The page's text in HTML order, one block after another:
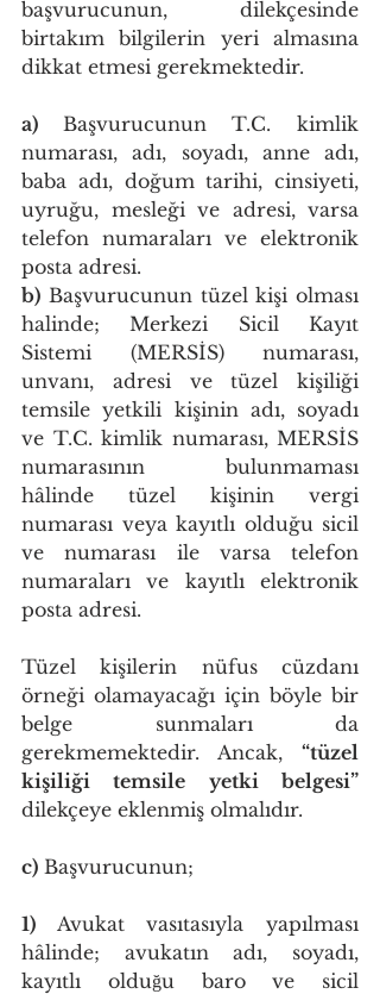
başvurucunun, dilekçesinde
birtakım bilgilerin yeri almasına
dikkat etmesi gerekmektedir.
a) Başvurucunun T.C. kimlik
numarası, adı, soyadı, anne adı,
baba adı, doğum tarihi, cinsiyeti,
uyruğu, mesleği ve adresi, varsa
telefon numaraları ve elektronik
posta adresi.
b) Başvurucunun tüzel kişi olması
halinde; Merkezi Sicil Kayıt
Sistemi (MERSİS) numarası,
unvanı, adresi ve tüzel kişiliği
temsile yetkili kişinin adı, soyadı
ve T.C. kimlik numarası, MERSİS
numarasının bulunmaması
hâlinde tüzel kişinin vergi
numarası veya kayıtlı olduğu sicil
ve numarası ile varsa telefon
numaraları ve kayıtlı elektronik
posta adresi.
Tüzel kişilerin nüfus cüzdanı
örneği olamayacağı için böyle bir
belge sunmaları da
gerekmemektedir. Ancak, “tüzel
kişiliği temsile yetki belgesi”
dilekçeye eklenmiş olmalıdır.
c) Başvurucunun;
1) Avukat vasıtasıyla yapılması
hâlinde; avukatın adı, soyadı,
kayıtlı olduğu baro ve sicil